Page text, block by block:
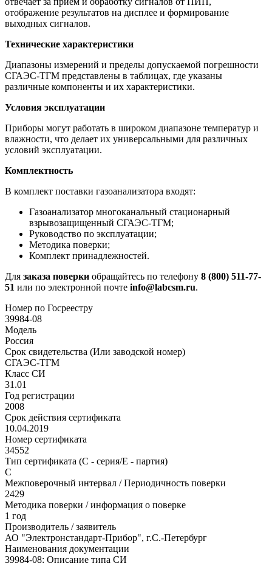
отображение результатов на дисплее и формирование
выходных сигналов.
Технические характеристики
Диапазоны измерений и пределы допускаемой погрешности
СГАЭС-ТГМ представлены в таблицах, где указаны
различные компоненты и их характеристики.
Условия эксплуатации
Приборы могут работать в широком диапазоне температур и
влажности, что делает их универсальными для различных
условий эксплуатации.
Комплектность
В комплект поставки газоанализатора входят:
Газоанализатор многоканальный стационарный
взрывозащищенный СГАЭС-ТГМ;
Руководство по эксплуатации;
Методика поверки;
Комплект принадлежностей.
Для заказа поверки обращайтесь по телефону 8 (800) 511-77-
51 или по электронной почте info@labcsm.ru.
Номер по Госреестру
39984-08
Модель
Россия
Срок свидетельства (Или заводской номер)
СГАЭС-ТГМ
Класс СИ
31.01
Год регистрации
2008
Срок действия сертификата
10.04.2019
Номер сертификата
34552
Тип сертификата (C - серия/E - партия)
С
Межповерочный интервал / Периодичность поверки
2429
Методика поверки / информация о поверке
1 год
Производитель / заявитель
АО "Электронстандарт-Прибор", г.С.-Петербург
Наименования документации
39984-08: Описание типа СИ